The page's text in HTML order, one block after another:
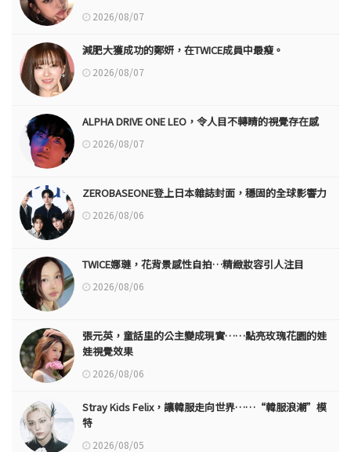
2026/08/07
減肥大獲成功的鄭妍，在TWICE成員中最瘦。
2026/08/07
ALPHA DRIVE ONE LEO，令人目不轉睛的視覺存在感
2026/08/07
ZEROBASEONE登上日本雜誌封面，穩固的全球影響力
2026/08/06
TWICE娜璉，花背景感性自拍…精緻妝容引人注目
2026/08/06
張元英，童話里的公主變成現實……點亮玫瑰花園的娃
娃視覺效果
2026/08/06
Stray Kids Felix，讓韓服走向世界……“韓服浪潮”模
特
2026/08/05